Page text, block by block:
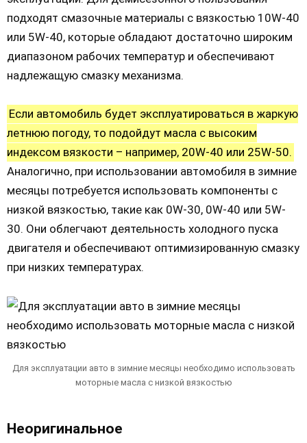
подходят смазочные материалы с вязкостью 10W-40
или 5W-40, которые обладают достаточно широким
диапазоном рабочих температур и обеспечивают
надлежащую смазку механизма.
Если автомобиль будет эксплуатироваться в жаркую
летнюю погоду, то подойдут масла с высоким
индексом вязкости – например, 20W-40 или 25W-50.
Аналогично, при использовании автомобиля в зимние
месяцы потребуется использовать компоненты с
низкой вязкостью, такие как 0W-30, 0W-40 или 5W-
30. Они облегчают деятельность холодного пуска
двигателя и обеспечивают оптимизированную смазку
при низких температурах.
Для эксплуатации авто в зимние месяцы необходимо использовать
моторные масла с низкой вязкостью
Неоригинальное